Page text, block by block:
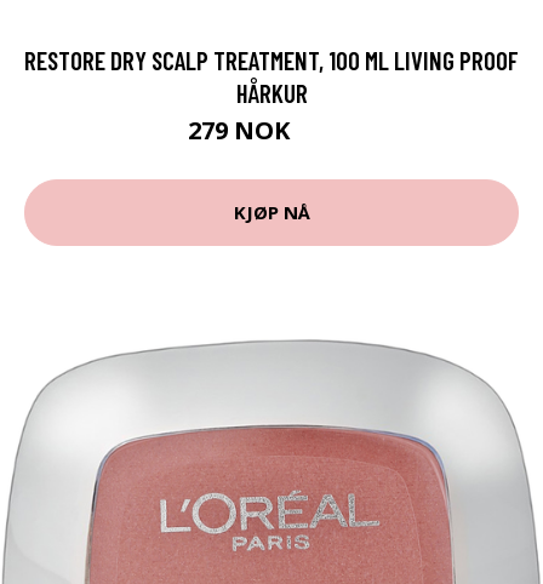
RESTORE DRY SCALP TREATMENT, 100 ML LIVING PROOF
HÅRKUR
279 NOK
KJØP NÅ